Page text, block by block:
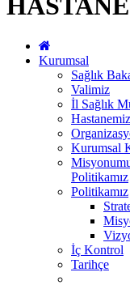
Kurumsal
Sağlık
Valimiz
İl Sağlık
Hastanemiz
Kurumsal
Politikamız
Politikamız
İç Kontrol
Tarihçe